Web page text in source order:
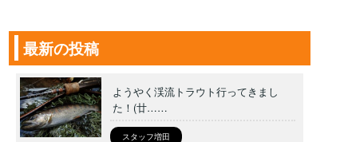
最新の投稿
ようやく渓流トラウト行ってきまし
た！(廿……
スタッフ増田